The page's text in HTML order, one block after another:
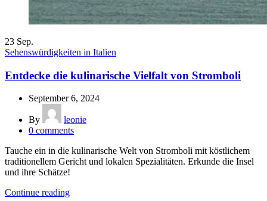
23 Sep.
Sehenswürdigkeiten in Italien
Entdecke die kulinarische Vielfalt von Stromboli
September 6, 2024
By
leonie
0 comments
Tauche ein in die kulinarische Welt von Stromboli mit köstlichem
traditionellem Gericht und lokalen Spezialitäten. Erkunde die Insel
und ihre Schätze!
Continue reading